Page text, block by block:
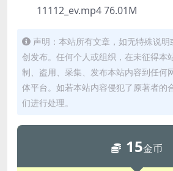
11112_ev.mp4 76.01M
声明：本站所有文章，如无特殊说
创发布。任何个人或组织，在未征得本
制、盗用、采集、发布本站内容到任何
体平台。如若本站内容侵犯了原著者的
们进行处理。
15金币